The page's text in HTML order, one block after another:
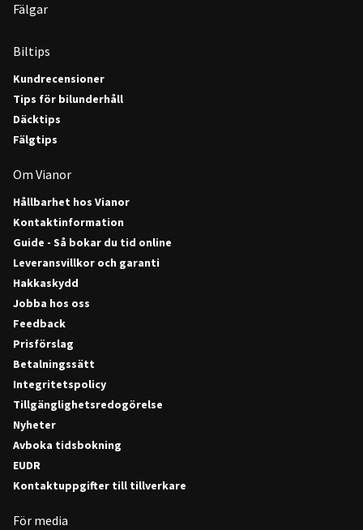
Fälgar
Biltips
Kundrecensioner
Tips för bilunderhåll
Däcktips
Fälgtips
Om Vianor
Hållbarhet hos Vianor
Kontaktinformation
Guide - Så bokar du tid online
Leveransvillkor och garanti
Hakkaskydd
Jobba hos oss
Feedback
Prisförslag
Betalningssätt
Integritetspolicy
Tillgänglighetsredogörelse
Nyheter
Avboka tidsbokning
EUDR
Kontaktuppgifter till tillverkare
För media